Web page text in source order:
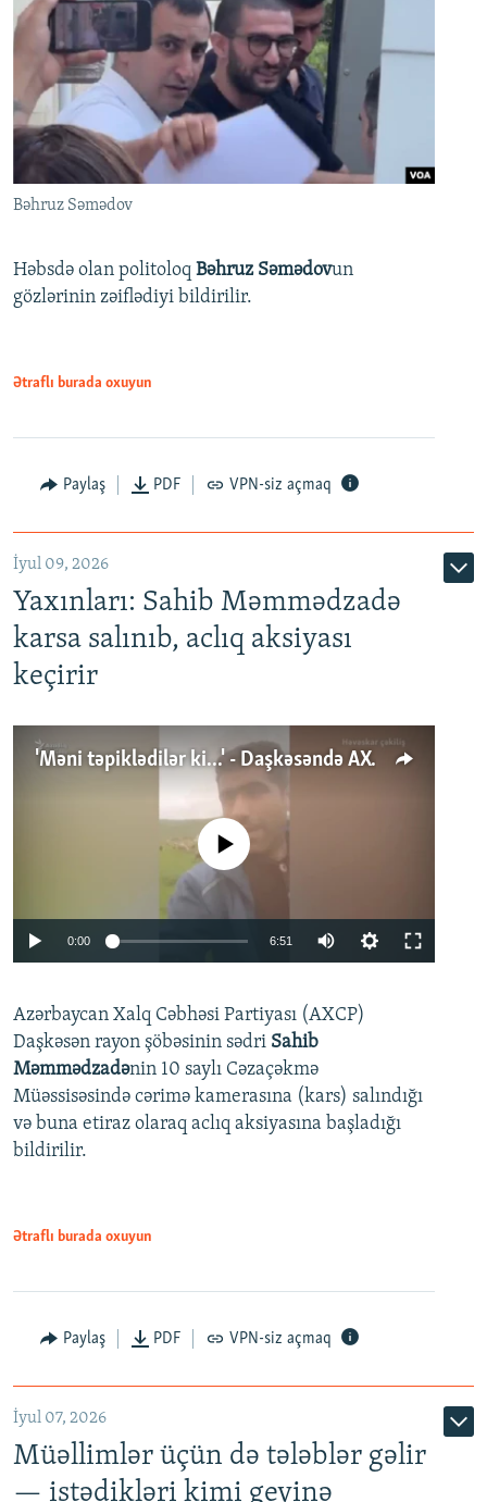
Bəhruz Səmədov
Həbsdə olan politoloq Bəhruz Səmədovun
gözlərinin zəiflədiyi bildirilir.
Ətraflı burada oxuyun
Paylaş PDF VPN-siz açmaq
İyul 09, 2026
Yaxınları: Sahib Məmmədzadə
karsa salınıb, aclıq aksiyası
keçirir
'Məni təpiklədilər ki...' - Daşkəsəndə AXCP fəalının yaxınları onun həbsinə etiraz edirlər
Auto 240p 360p
720p 1080p
No media source currently available
0:00 6:51
360p
720p
1080p
Azərbaycan Xalq Cəbhəsi Partiyası (AXCP)
Daşkəsən rayon şöbəsinin sədri Sahib
Məmmədzadənin 10 saylı Cəzaçəkmə
Müəssisəsində cərimə kamerasına (kars) salındığı
və buna etiraz olaraq aclıq aksiyasına başladığı
bildirilir.
Ətraflı burada oxuyun
Paylaş PDF VPN-siz açmaq
İyul 07, 2026
Müəllimlər üçün də tələblər gəlir
— istədikləri kimi geyinə